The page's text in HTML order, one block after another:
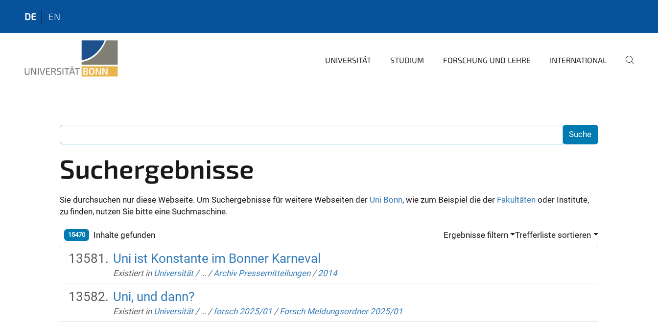
DE EN
UNIVERSITÄT STUDIUM FORSCHUNG UND LEHRE INTERNATIONAL
Suchergebnisse
Sie durchsuchen nur diese Webseite. Um Suchergebnisse für weitere Webseiten der Uni Bonn, wie zum Beispiel die der Fakultäten oder Institute,
zu finden, nutzen Sie bitte eine Suchmaschine.
15470 Inhalte gefunden Ergebnisse filtern Trefferliste sortieren
Uni ist Konstante im Bonner Karneval
Existiert in Universität /… /Archiv Pressemitteilungen /2014
Uni, und dann?
Existiert in Universität /… /forsch 2025/01 /Forsch Meldungsordner 2025/01